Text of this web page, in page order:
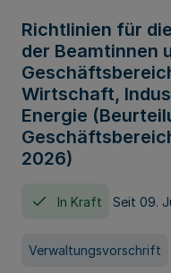
Richtlinien für
der Beamtinnen
Wirtschaft,
Energie
2026)
In Kraft Seit 09.
Verwaltungsvorschrift